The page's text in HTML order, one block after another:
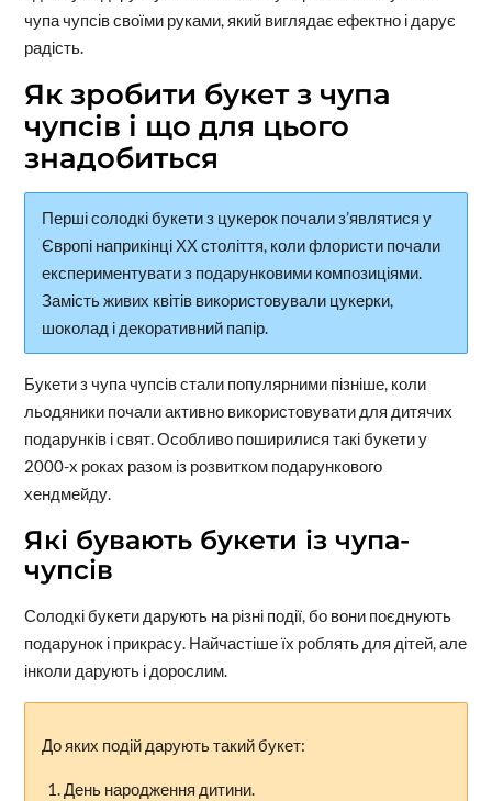
чупа чупсів своїми руками, який виглядає ефектно і дарує
радість.
Як зробити букет з чупа
чупсів і що для цього
знадобиться
Перші солодкі букети з цукерок почали з’являтися у
Європі наприкінці ХХ століття, коли флористи почали
експериментувати з подарунковими композиціями.
Замість живих квітів використовували цукерки,
шоколад і декоративний папір.
Букети з чупа чупсів стали популярними пізніше, коли
льодяники почали активно використовувати для дитячих
подарунків і свят. Особливо поширилися такі букети у
2000-х роках разом із розвитком подарункового
хендмейду.
Які бувають букети із чупа-
чупсів
Солодкі букети дарують на різні події, бо вони поєднують
подарунок і прикрасу. Найчастіше їх роблять для дітей, але
інколи дарують і дорослим.
До яких подій дарують такий букет:
День народження дитини.